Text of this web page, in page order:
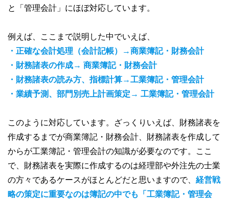
と「管理会計」にほぼ対応しています。
例えば、ここまで説明した中でいえば、
・正確な会計処理（会計記帳）→商業簿記・財務会計
・財務諸表の作成→ 商業簿記・財務会計
・財務諸表の読み方、指標計算→工業簿記・管理会計
・業績予測、部門別売上計画策定→ 工業簿記・管理会計
このように対応しています。ざっくりいえば、財務諸表を
作成するまでが商業簿記・財務会計、財務諸表を作成して
からが工業簿記・管理会計の知識が必要なのです。ここ
で、財務諸表を実際に作成するのは経理部や外注先の士業
の方々であるケースがほとんどだと思いますので、 経営戦
略の策定に重要なのは簿記の中でも「工業簿記・管理会